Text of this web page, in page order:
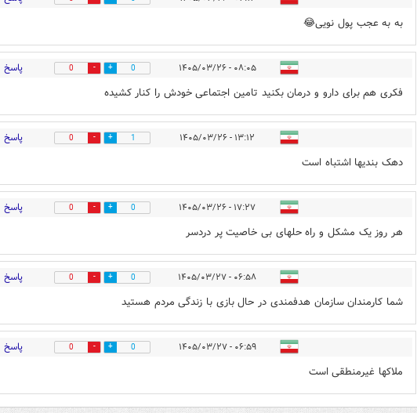
به به عجب پول نویی😂
۰۸:۰۵ - ۱۴۰۵/۰۳/۲۶ 0
0 پاسخ
فکری هم برای دارو و درمان بکنید تامین اجتماعی خودش را کنار کشیده
۱۳:۱۲ - ۱۴۰۵/۰۳/۲۶ 1
0 پاسخ
دهک بندیها اشتباه است
۱۷:۲۷ - ۱۴۰۵/۰۳/۲۶ 0
0 پاسخ
هر روز یک مشکل و راه حلهای بی خاصیت پر دردسر
۰۶:۵۸ - ۱۴۰۵/۰۳/۲۷ 0
0 پاسخ
شما کارمندان سازمان هدفمندی در حال بازی با زندگی مردم هستید
۰۶:۵۹ - ۱۴۰۵/۰۳/۲۷ 0
0 پاسخ
ملاکها غیرمنطقی است